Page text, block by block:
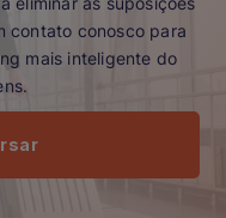
contato conosco para
mais inteligente do